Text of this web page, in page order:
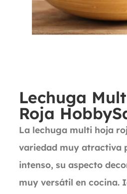
Lechuga
Roja
La lechuga multi hoja
variedad muy atractiva
intenso, su aspecto
muy versátil en cocina.